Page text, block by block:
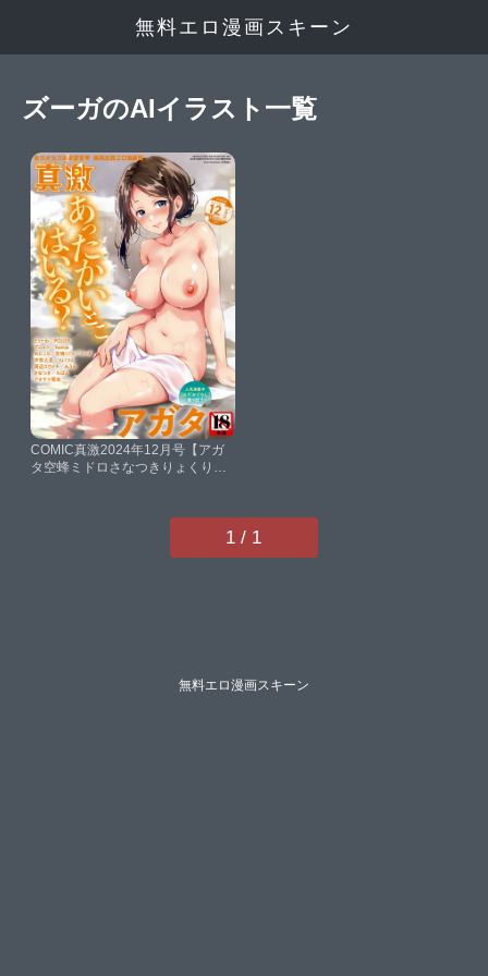
無料エロ漫画スキーン
ズーガのAIイラスト一覧
COMIC真激2024年12月号【アガ
タ空蜂ミドロさなつきりょくりん
YesmanPOLIER中埜人見ズーガ
1 / 1
無料エロ漫画スキーン